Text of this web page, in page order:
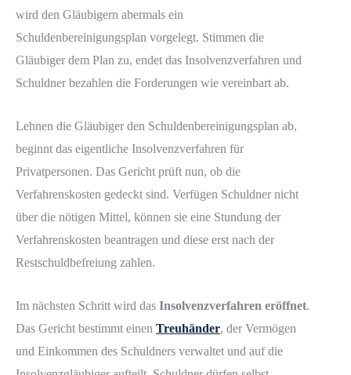
wird den Gläubigern abermals ein
Schuldenbereinigungsplan vorgelegt. Stimmen die
Gläubiger dem Plan zu, endet das Insolvenzverfahren und
Schuldner bezahlen die Forderungen wie vereinbart ab.
Lehnen die Gläubiger den Schuldenbereinigungsplan ab,
beginnt das eigentliche Insolvenzverfahren für
Privatpersonen. Das Gericht prüft nun, ob die
Verfahrenskosten gedeckt sind. Verfügen Schuldner nicht
über die nötigen Mittel, können sie eine Stundung der
Verfahrenskosten beantragen und diese erst nach der
Restschuldbefreiung zahlen.
Im nächsten Schritt wird das Insolvenzverfahren eröffnet.
Das Gericht bestimmt einen Treuhänder, der Vermögen
und Einkommen des Schuldners verwaltet und auf die